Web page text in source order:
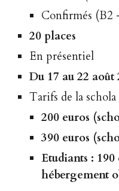
Confirmés (B2
20 places
En présentiel
Du 17 au 22 août
Tarifs de la schola
200 euros
390 euros
Etudiants :
hébergement